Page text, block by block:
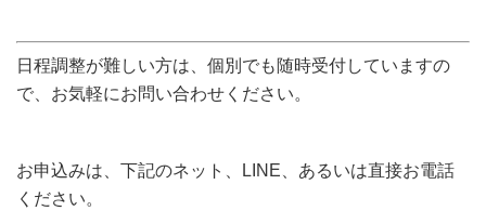
日程調整が難しい方は、個別でも随時受付していますの
で、お気軽にお問い合わせください。
お申込みは、下記のネット、LINE、あるいは直接お電話
ください。